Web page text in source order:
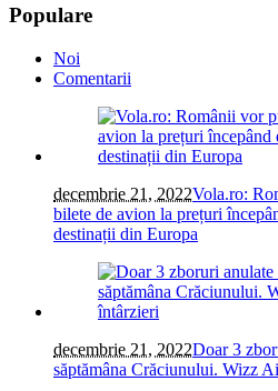
Populare
Noi
Comentarii
decembrie 21, 2022Vola.ro:
bilete de avion la prețuri
destinații din Europa
decembrie 21, 2022Doar 3
săptămâna Crăciunului. Wizz